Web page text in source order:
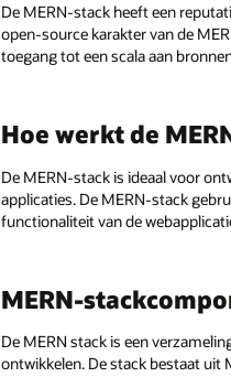
De MERN-stack heeft een
open-source karakter van de
toegang tot een scala aan
Hoe werkt de
De MERN-stack is ideaal voor
applicaties. De MERN-stack
functionaliteit van de
MERN-
De MERN stack is een
ontwikkelen. De stack bestaat uit